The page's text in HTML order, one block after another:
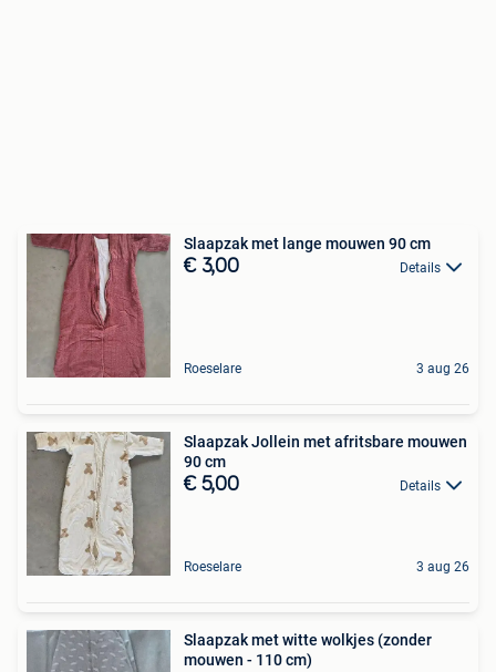
Slaapzak met lange mouwen 90 cm
€ 3,00 Details
Roeselare 3 aug 26
Slaapzak Jollein met afritsbare mouwen
90 cm
€ 5,00 Details
Roeselare 3 aug 26
Slaapzak met witte wolkjes (zonder
mouwen - 110 cm)